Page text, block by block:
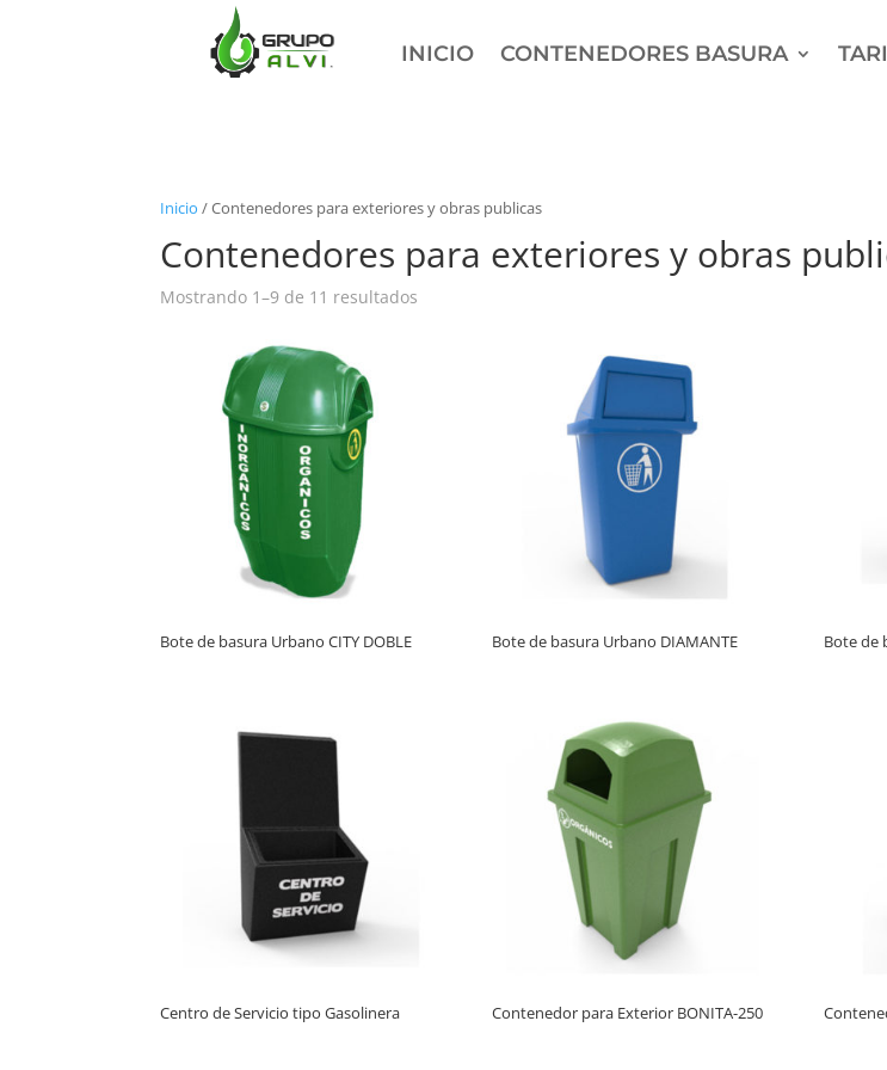
INICIO CONTENEDORES BASURA
Inicio / Contenedores para exteriores y obras publicas
Contenedores para exteriores y obras
Mostrando 1–9 de 11 resultados
Bote de basura Urbano CITY DOBLE Bote de basura Urbano DIAMANTE Bote de
Centro de Servicio tipo Gasolinera Contenedor para Exterior BONITA-250